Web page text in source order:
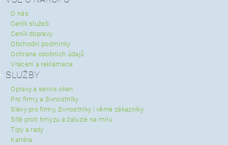
O nás
Ceník služeb
Ceník dopravy
Obchodní podmínky
Ochrana osobních údajů
Vrácení a reklamace
SLUŽBY
Opravy a servis oken
Pro firmy a živnostníky
Slevy pro firmy, živnostníky i věrné zákazníky
Sítě proti hmyzu a žaluzie na míru
Tipy a rady
Kariéra